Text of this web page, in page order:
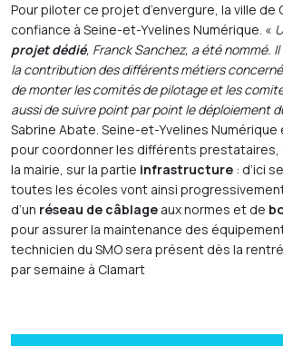
Pour piloter ce projet d’envergure, la ville de
confiance à Seine-et-Yvelines Numérique. «
projet dédié, Franck Sanchez, a été nommé.
la contribution des différents métiers
de monter les comités de pilotage et les
aussi de suivre point par point le déploiement
Sabrine Abate. Seine-et-Yvelines
pour coordonner les différents prestataires,
la mairie, sur la partie infrastructure : d’ici
toutes les écoles vont ainsi
d’un réseau de câblage aux normes et de
pour assurer la maintenance des
technicien du SMO sera présent dès la
par semaine à Clamart